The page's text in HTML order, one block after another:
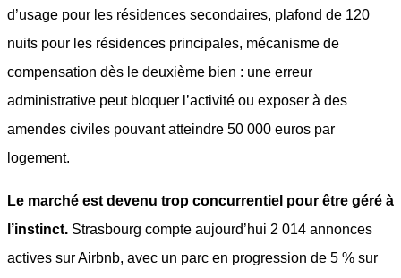
d’usage pour les résidences secondaires, plafond de 120
nuits pour les résidences principales, mécanisme de
compensation dès le deuxième bien : une erreur
administrative peut bloquer l’activité ou exposer à des
amendes civiles pouvant atteindre 50 000 euros par
logement.
Le marché est devenu trop concurrentiel pour être géré à
l’instinct. Strasbourg compte aujourd’hui 2 014 annonces
actives sur Airbnb, avec un parc en progression de 5 % sur